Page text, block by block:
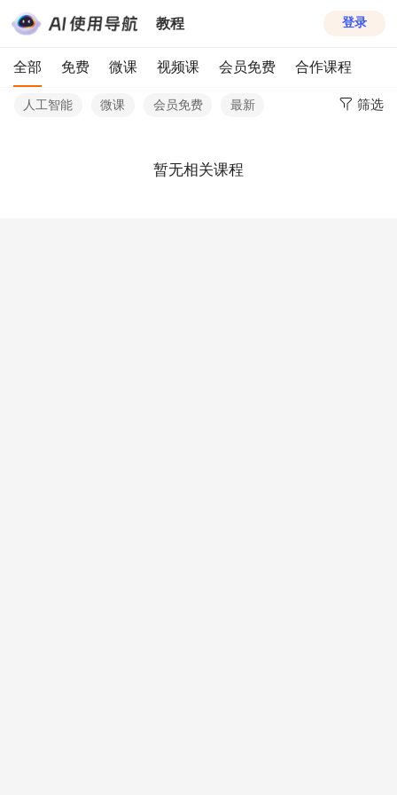
教程 登录
全部 免费 微课 视频课 会员免费 合作课程
人工智能 微课 会员免费 最新 筛选
暂无相关课程